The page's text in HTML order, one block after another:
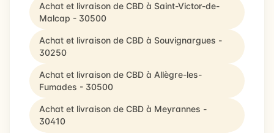
Achat et livraison de CBD à Saint-Victor-de-
Malcap - 30500
Achat et livraison de CBD à Souvignargues -
30250
Achat et livraison de CBD à Allègre-les-
Fumades - 30500
Achat et livraison de CBD à Meyrannes -
30410